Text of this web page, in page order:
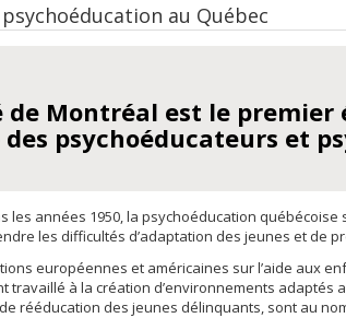
au Québec
de Montréal est le
psychoéducateurs et
les années 1950, la psychoéducation
les difficultés d’adaptation des jeunes et de
européennes et américaines sur l’aide aux
travaillé à la création d’environnements adaptés
rééducation des jeunes délinquants, sont au